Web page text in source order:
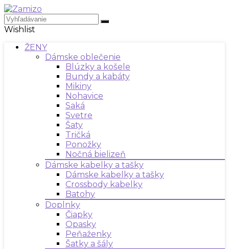
Wishlist
ŽENY
Dámske oblečenie
Blúzky a košele
Bundy a kabáty
Mikiny
Nohavice
Saká
Svetre
Šaty
Tričká
Ponožky
Nočná bielizeň
Dámske kabelky a tašky
Dámske kabelky a tašky
Crossbody kabelky
Batohy
Doplnky
Čiapky
Opasky
Peňaženky
Šatky a šály